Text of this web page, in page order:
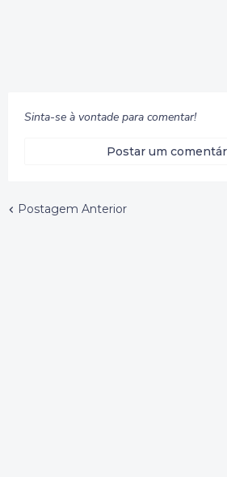
Sinta-se à vontade para comentar!
Postar um
Postagem Anterior